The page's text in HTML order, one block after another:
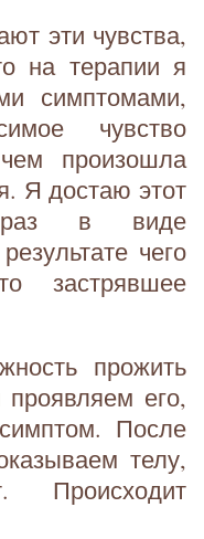
эти чувства,
на терапии я
симптомами,
чувство
произошла
Я достаю этот
в виде
чего
застрявшее
прожить
его,
После
телу,
Происходит